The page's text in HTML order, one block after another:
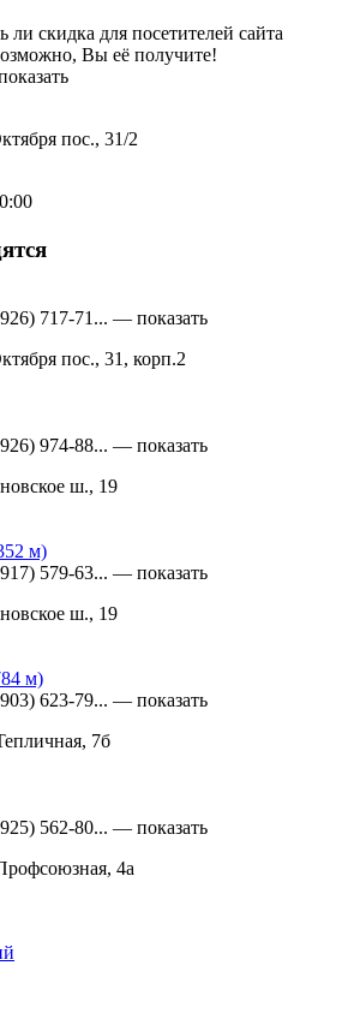
ли скидка для посетителей сайта
Вы её получите!
пос., 31/2
717-71... — показать
пос., 31, корп.2
974-88... — показать
ш., 19
м)
579-63... — показать
ш., 19
м)
623-79... — показать
7б
562-80... — показать
4а